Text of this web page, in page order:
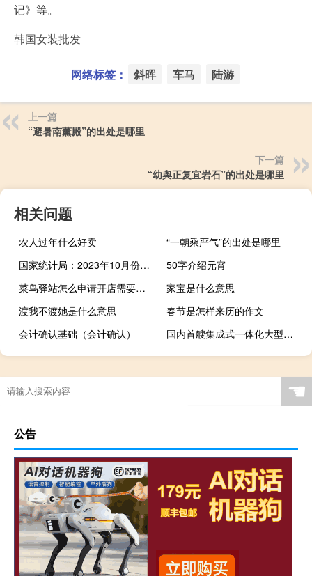
记》等。
韩国女装批发
网络标签： 斜晖 车马 陆游
上一篇
“避暑南薰殿”的出处是哪里
下一篇
“幼舆正复宜岩石”的出处是哪里
相关问题
农人过年什么好卖
“一朝乘严气”的出处是哪里
国家统计局：2023年10月份居民消费价格同比下降0.2%环比下降0.1%
50字介绍元宵
菜鸟驿站怎么申请开店需要多少钱（菜鸟驿站怎么申请开店）
家宝是什么意思
渡我不渡她是什么意思
春节是怎样来历的作文
会计确认基础（会计确认）
国内首艘集成式一体化大型压裂船设计合同签约
☚
公告